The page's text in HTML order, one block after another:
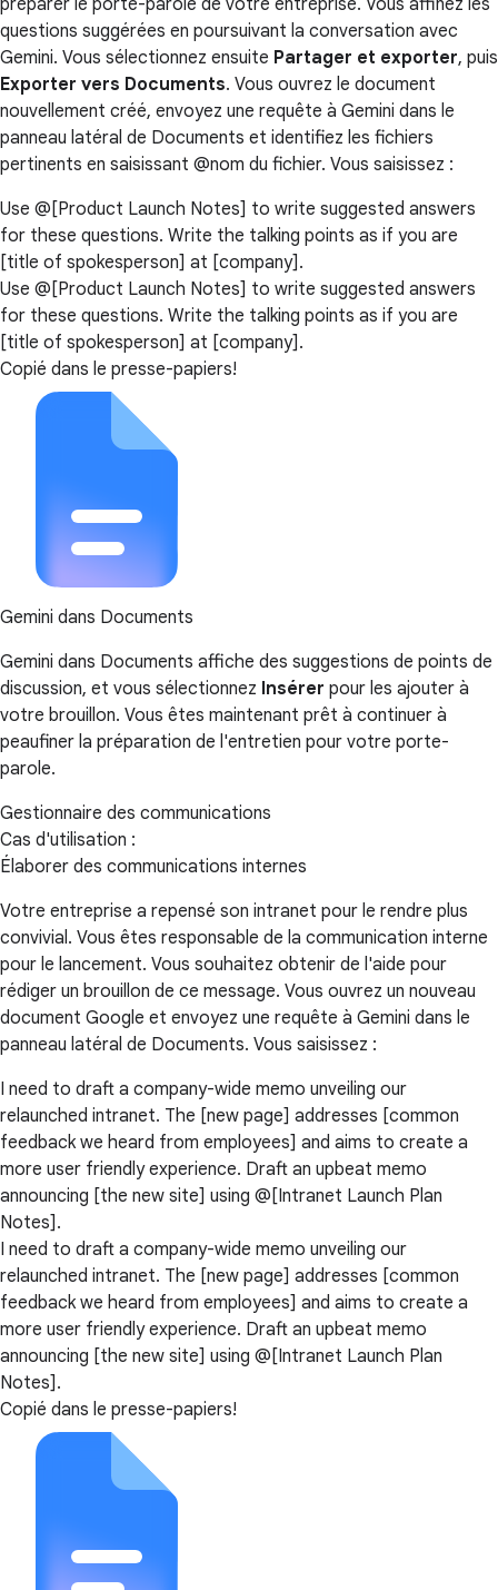
préparer le porte-parole de votre entreprise. Vous affinez les
questions suggérées en poursuivant la conversation avec
Gemini. Vous sélectionnez ensuite Partager et exporter, puis
Exporter vers Documents. Vous ouvrez le document
nouvellement créé, envoyez une requête à Gemini dans le
panneau latéral de Documents et identifiez les fichiers
pertinents en saisissant @nom du fichier. Vous saisissez :
Use @[Product Launch Notes] to write suggested answers
for these questions. Write the talking points as if you are
[title of spokesperson] at [company].
Use @[Product Launch Notes] to write suggested answers
for these questions. Write the talking points as if you are
[title of spokesperson] at [company].
Copié dans le presse-papiers!
Gemini dans Documents
Gemini dans Documents affiche des suggestions de points de
discussion, et vous sélectionnez Insérer pour les ajouter à
votre brouillon. Vous êtes maintenant prêt à continuer à
peaufiner la préparation de l'entretien pour votre porte-
parole.
Gestionnaire des communications
Cas d'utilisation :
Élaborer des communications internes
Votre entreprise a repensé son intranet pour le rendre plus
convivial. Vous êtes responsable de la communication interne
pour le lancement. Vous souhaitez obtenir de l'aide pour
rédiger un brouillon de ce message. Vous ouvrez un nouveau
document Google et envoyez une requête à Gemini dans le
panneau latéral de Documents. Vous saisissez :
I need to draft a company-wide memo unveiling our
relaunched intranet. The [new page] addresses [common
feedback we heard from employees] and aims to create a
more user friendly experience. Draft an upbeat memo
announcing [the new site] using @[Intranet Launch Plan
Notes].
I need to draft a company-wide memo unveiling our
relaunched intranet. The [new page] addresses [common
feedback we heard from employees] and aims to create a
more user friendly experience. Draft an upbeat memo
announcing [the new site] using @[Intranet Launch Plan
Notes].
Copié dans le presse-papiers!